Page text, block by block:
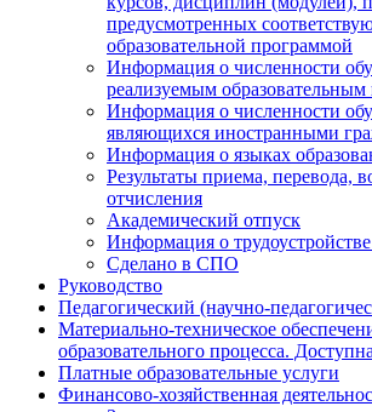
предусмотренных
образовательной программой
Информация о численности
реализуемым
Информация о численности
являющихся иностранными
Информация о языках
Результаты приема, перевода,
отчисления
Академический отпуск
Информация о
Сделано в СПО
Руководство
Педагогический (научно-
Материально-техническое
образовательного процесса.
Платные образовательные услуги
Финансово-хозяйственная